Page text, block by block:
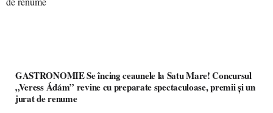
GASTRONOMIE Se încing ceaunele la Satu Mare! Concursul
„Veress Ádám” revine cu preparate spectaculoase, premii și un
jurat de renume